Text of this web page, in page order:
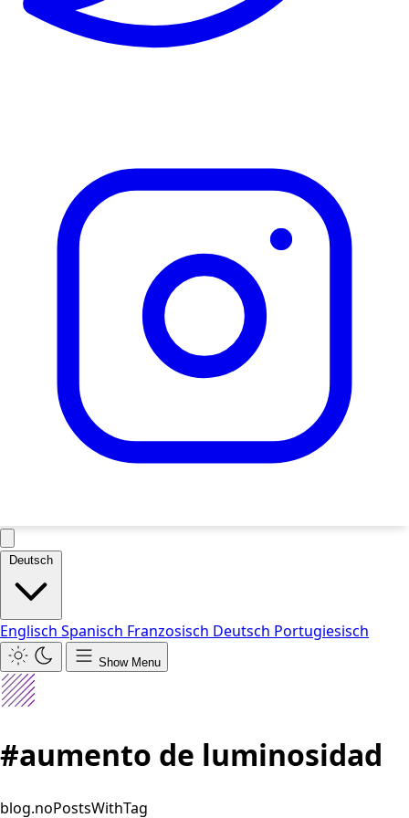
Deutsch
Englisch Spanisch Franzosisch Deutsch Portugiesisch
Show Menu
#aumento de luminosidad
blog.noPostsWithTag